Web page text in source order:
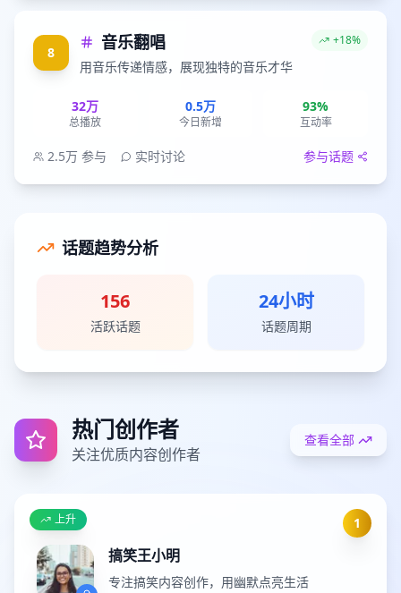
8 音乐翻唱
用音乐传递情感，展现独特的音乐才华
+18%
32万
总播放
0.5万
今日新增
93%
互动率
2.5万 参与 实时讨论 参与话题
话题趋势分析
156
活跃话题
24小时
话题周期
热门创作者
关注优质内容创作者
查看全部
1
上升
搞笑王小明
专注搞笑内容创作，用幽默点亮生活